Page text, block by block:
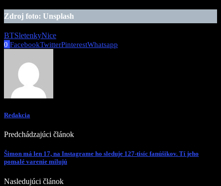
Zdroj foto: Unsplash
BTSletenkyNice
0 FacebookTwitterPinterestWhatsapp
Redakcia
Predchádzajúci článok
Šimon má len 17, na Instagrame ho sleduje 127-tisíc fanúšikov. Tí jeho
pomalé varenie milujú
Nasledujúci článok